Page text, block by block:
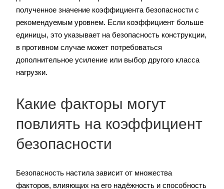
полученное значение коэффициента безопасности с
рекомендуемым уровнем. Если коэффициент больше
единицы, это указывает на безопасность конструкции,
в противном случае может потребоваться
дополнительное усиление или выбор другого класса
нагрузки.
Какие факторы могут
повлиять на коэффициент
безопасности
Безопасность настила зависит от множества
факторов, влияющих на его надёжность и способность